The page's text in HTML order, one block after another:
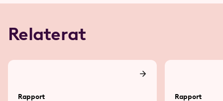
Relaterat
Rapport Rapport